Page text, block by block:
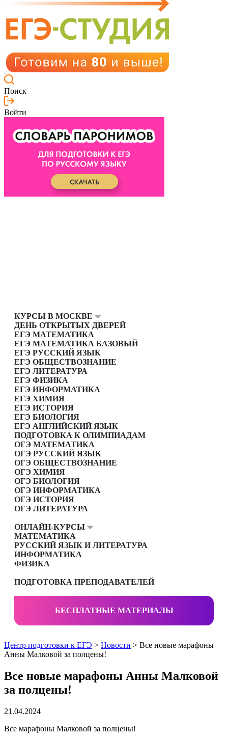
Поиск
Войти
КУРСЫ В МОСКВЕ
ДЕНЬ ОТКРЫТЫХ ДВЕРЕЙ
ЕГЭ МАТЕМАТИКА
ЕГЭ МАТЕМАТИКА БАЗОВЫЙ
ЕГЭ РУССКИЙ ЯЗЫК
ЕГЭ ОБЩЕСТВОЗНАНИЕ
ЕГЭ ЛИТЕРАТУРА
ЕГЭ ФИЗИКА
ЕГЭ ИНФОРМАТИКА
ЕГЭ ХИМИЯ
ЕГЭ ИСТОРИЯ
ЕГЭ БИОЛОГИЯ
ЕГЭ АНГЛИЙСКИЙ ЯЗЫК
ПОДГОТОВКА К ОЛИМПИАДАМ
ОГЭ МАТЕМАТИКА
ОГЭ РУССКИЙ ЯЗЫК
ОГЭ ОБЩЕСТВОЗНАНИЕ
ОГЭ ХИМИЯ
ОГЭ БИОЛОГИЯ
ОГЭ ИНФОРМАТИКА
ОГЭ ИСТОРИЯ
ОГЭ ЛИТЕРАТУРА
ОНЛАЙН-КУРСЫ
МАТЕМАТИКА
РУССКИЙ ЯЗЫК И ЛИТЕРАТУРА
ИНФОРМАТИКА
ФИЗИКА
ПОДГОТОВКА ПРЕПОДАВАТЕЛЕЙ
БЕСПЛАТНЫЕ МАТЕРИАЛЫ
Центр подготовки к ЕГЭ > Новости > Все новые марафоны
Анны Малковой за полцены!
Все новые марафоны Анны Малковой
за полцены!
21.04.2024
Все марафоны Малковой за полцены!